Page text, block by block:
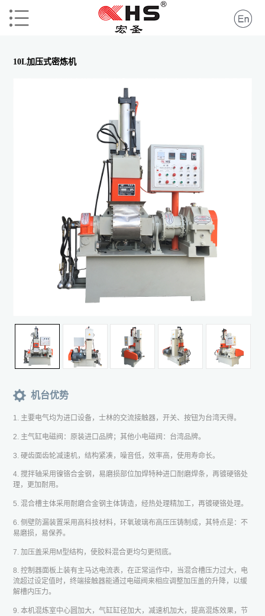
10L加压式密炼机
机台优势
1. 主要电气均为进口设备，士林的交流接触器，开关、按钮为台湾天得。
2. 主气缸电磁阀：原装进口品牌；其他小电磁阀：台湾品牌。
3. 硬齿面齿轮减速机，结构紧凑，噪音低，效率高，使用寿命长。
4. 搅拌轴采用镍铬合金钢，易磨损部位加焊特种进口耐磨焊条，再镀硬铬处
理，更加耐用。
5. 混合槽主体采用耐磨合金钢主体铸造，经热处理精加工，再镀硬铬处理。
6. 侧壁防漏装置采用高科技材料，环氧玻璃布高压压铸制成，其特点是：不
易磨损，易保养。
7. 加压盖采用M型结构，使胶料混合更均匀更彻底。
8. 控制器面板上装有主马达电流表，在正常运作中，当混合槽压力过大，电
流超过设定值时，终端接触器能通过电磁阀来相应调整加压盖的升降，以缓
解槽内压力。
9. 本机混炼室中心圆加大，气缸缸径加大，减速机加大，提高混炼效果，节